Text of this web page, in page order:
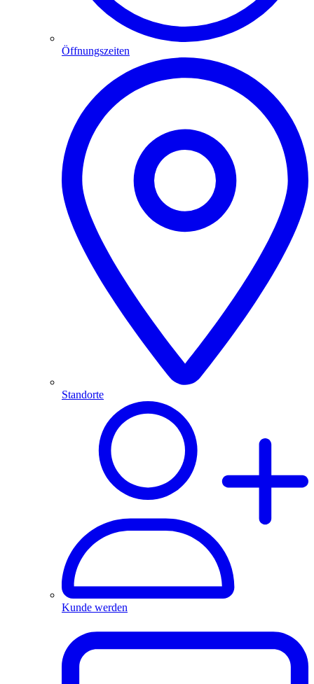
Öffnungszeiten
Standorte
Kunde werden